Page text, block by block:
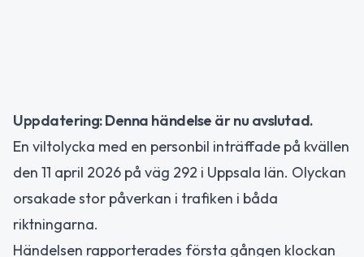
Uppdatering: Denna händelse är nu avslutad.
En viltolycka med en personbil inträffade på kvällen
den 11 april 2026 på väg 292 i Uppsala län. Olyckan
orsakade stor påverkan i trafiken i båda
riktningarna.
Händelsen rapporterades första gången klockan